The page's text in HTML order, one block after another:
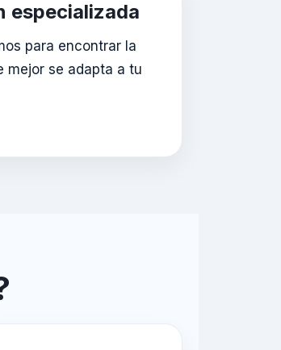
especializada
para encontrar la
mejor se adapta a tu